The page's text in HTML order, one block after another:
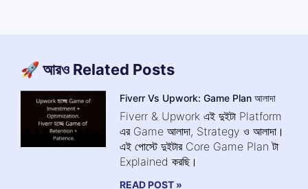
🚀 আরও Related Posts
Fiverr Vs Upwork: Game Plan আলাদা
Fiverr & Upwork এই দুইটা Platform
এর Game আলাদা, Strategy ও আলাদা।
এই পোস্টে দুইটার Core Game Plan টা
Explained করছি।
READ POST »